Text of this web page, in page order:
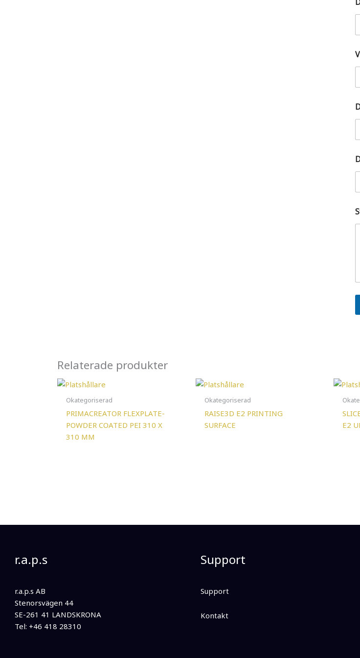
r
å
a
a
n
-
o
d
e
s
Relaterade produkter
Okategoriserad
PRIMACREATOR FLEXPLATE-
POWDER COATED PEI 310 X
310 MM
Okategoriserad
RAISE3D E2 PRINTING
SURFACE
E2
r.a.p.s
r.a.p.s AB
Stenorsvägen 44
SE-261 41 LANDSKRONA
Tel: +46 418 28310
Support
Support
Kontakt